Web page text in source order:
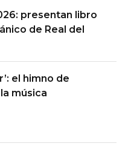
presentan libro
de Real del
el himno de
música